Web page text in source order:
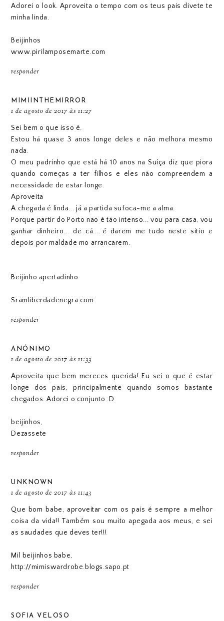
Adorei o look. Aproveita o tempo com os teus pais divete te
minha linda.
Beijinhos
www.pirilamposemarte.com
responder
MIMIINTHEMIRROR
1 de agosto de 2017 às 11:27
Sei bem o que isso é.
Estou há quase 3 anos longe deles e não melhora mesmo
nada.
O meu padrinho que está há 10 anos na Suíça diz que piora
quando começas a ter filhos e eles não compreendem a
necessidade de estar longe.
Aproveita
A chegada é linda... já a partida sufoca-me a alma.
Porque partir do Porto nao é tão intenso... vou para casa, vou
ganhar dinheiro... de cá... é darem me tudo neste sitio e
depois por maldade mo arrancarem.
Beijinho apertadinho
Sramliberdadenegra.com
responder
ANÓNIMO
1 de agosto de 2017 às 11:33
Aproveita que bem mereces querida! Eu sei o que é estar
longe dos pais, principalmente quando somos bastante
chegados. Adorei o conjunto :D
beijinhos,
Dezassete
responder
UNKNOWN
1 de agosto de 2017 às 11:43
Que bom babe, aproveitar com os pais é sempre a melhor
coisa da vida!! Também sou muito apegada aos meus, e sei
as saudades que deves ter!!!
Mil beijinhos babe,
http://mimiswardrobe.blogs.sapo.pt
responder
SOFIA VELOSO